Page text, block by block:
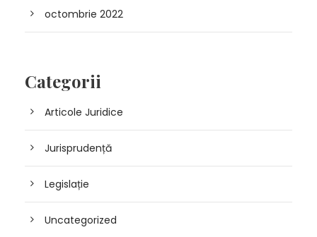
octombrie 2022
Categorii
Articole Juridice
Jurisprudență
Legislație
Uncategorized